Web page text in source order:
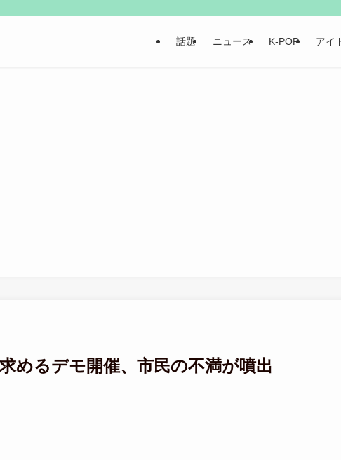
話題 ニュース K-POP アイ
めるデモ開催、市民の不満が噴出